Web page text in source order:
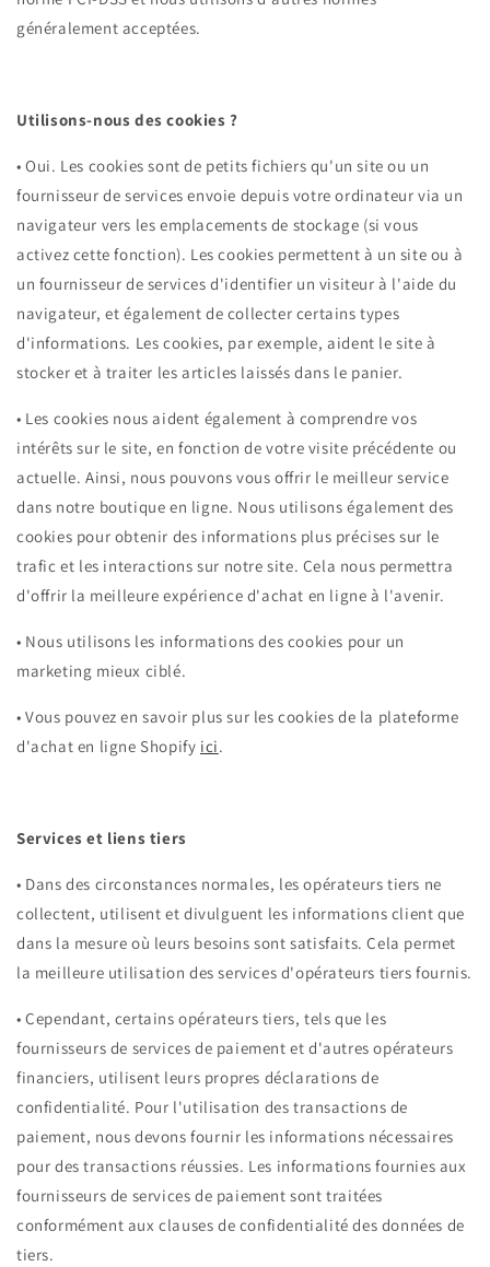
généralement acceptées.
Utilisons-nous des cookies ?
• Oui. Les cookies sont de petits fichiers qu'un site ou un
fournisseur de services envoie depuis votre ordinateur via un
navigateur vers les emplacements de stockage (si vous
activez cette fonction). Les cookies permettent à un site ou à
un fournisseur de services d'identifier un visiteur à l'aide du
navigateur, et également de collecter certains types
d'informations. Les cookies, par exemple, aident le site à
stocker et à traiter les articles laissés dans le panier.
• Les cookies nous aident également à comprendre vos
intérêts sur le site, en fonction de votre visite précédente ou
actuelle. Ainsi, nous pouvons vous offrir le meilleur service
dans notre boutique en ligne. Nous utilisons également des
cookies pour obtenir des informations plus précises sur le
trafic et les interactions sur notre site. Cela nous permettra
d'offrir la meilleure expérience d'achat en ligne à l'avenir.
• Nous utilisons les informations des cookies pour un
marketing mieux ciblé.
• Vous pouvez en savoir plus sur les cookies de la plateforme
d'achat en ligne Shopify ici.
Services et liens tiers
• Dans des circonstances normales, les opérateurs tiers ne
collectent, utilisent et divulguent les informations client que
dans la mesure où leurs besoins sont satisfaits. Cela permet
la meilleure utilisation des services d'opérateurs tiers fournis.
• Cependant, certains opérateurs tiers, tels que les
fournisseurs de services de paiement et d'autres opérateurs
financiers, utilisent leurs propres déclarations de
confidentialité. Pour l'utilisation des transactions de
paiement, nous devons fournir les informations nécessaires
pour des transactions réussies. Les informations fournies aux
fournisseurs de services de paiement sont traitées
conformément aux clauses de confidentialité des données de
tiers.